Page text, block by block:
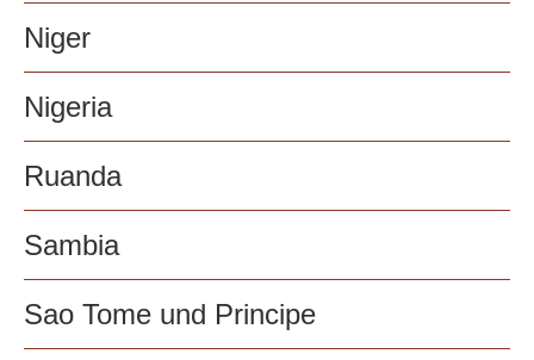
Niger
Nigeria
Ruanda
Sambia
Sao Tome und Principe